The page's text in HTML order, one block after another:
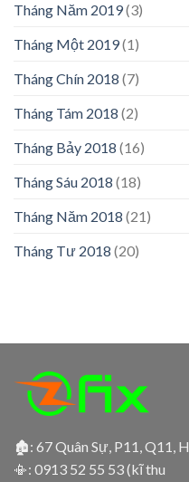
Tháng Năm 2019(3)
Tháng Một 2019(1)
Tháng Chín 2018 (7)
Tháng Tám 2018 (2)
Tháng Bảy 2018 (16)
Tháng Sáu 2018 (18)
Tháng Năm 2018 (21)
Tháng Tư 2018 (20)
🏚: 67 Quân Sự, P11, Q11,
📳: 0913 52 55 53 (kĩ thu